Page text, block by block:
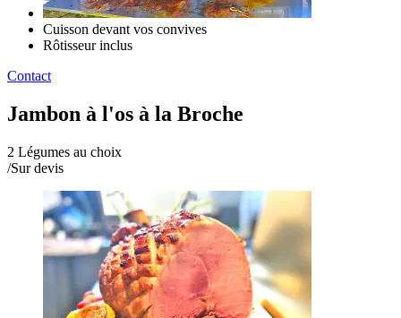
Cuisson devant vos convives
Rôtisseur inclus
Contact
Jambon à l'os à la Broche
2 Légumes au choix
/Sur devis